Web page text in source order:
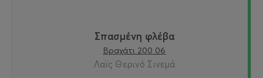
Σπασμένη φλέβα
Βραχάτι 200 06
Λαϊς Θερινό Σινεμά